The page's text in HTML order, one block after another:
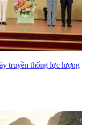
truyền thống lực lượng